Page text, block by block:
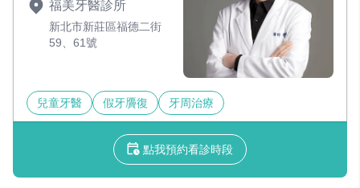
福美牙醫診所
新北市新莊區福德二街
59、61號
兒童牙醫 假牙贗復 牙周治療
點我預約看診時段